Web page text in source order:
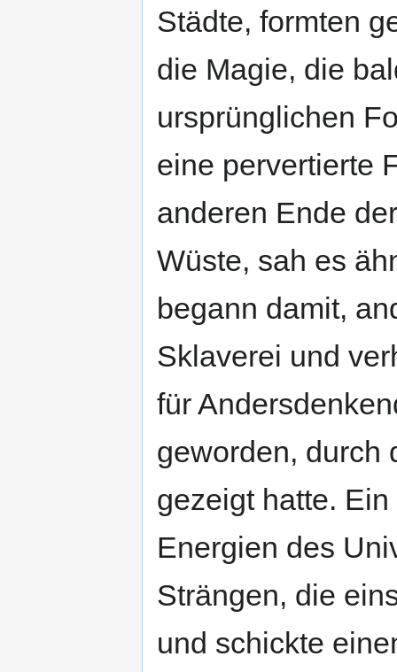
Städte, formten
die Magie, die
ursprünglichen
eine pervertierte
anderen Ende
Wüste, sah es
begann damit,
Sklaverei und
für
geworden, durch
gezeigt hatte.
Energien des
Strängen, die
und schickte